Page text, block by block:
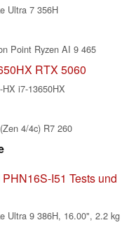
Ultra 7 356H
Point Ryzen AI 9 465
RTX 5060
i7-13650HX
4/4c) R7 260
I51 Tests und
Ultra 9 386H, 16.00", 2.2 kg